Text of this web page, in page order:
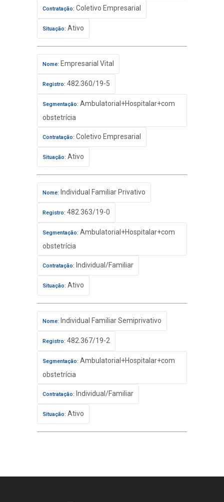
Contratação: Coletivo Empresarial
Situação: Ativo
Nome: Empresarial Vital
Registro: 482.360/19-5
Segmentação: Ambulatorial+Hospitalar+com
obstetrícia
Contratação: Coletivo Empresarial
Situação: Ativo
Nome: Individual Familiar Privativo
Registro: 482.363/19-0
Segmentação: Ambulatorial+Hospitalar+com
obstetrícia
Contratação: Individual/Familiar
Situação: Ativo
Nome: Individual Familiar Semiprivativo
Registro: 482.367/19-2
Segmentação: Ambulatorial+Hospitalar+com
obstetrícia
Contratação: Individual/Familiar
Situação: Ativo